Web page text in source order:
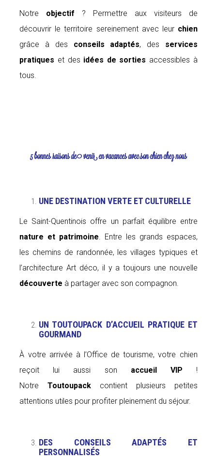
Notre objectif ? Permettre aux visiteurs de
découvrir le territoire sereinement avec leur chien
grâce à des conseils adaptés, des services
pratiques et des idées de sorties accessibles à
tous.
5 bonnes raisons de venir en vacances avec son chien chez nous
UNE DESTINATION VERTE ET CULTURELLE
Le Saint-Quentinois offre un parfait équilibre entre
nature et patrimoine. Entre les grands espaces,
les chemins de randonnée, les villages typiques et
l’architecture Art déco, il y a toujours une nouvelle
découverte à partager avec son compagnon.
UN TOUTOUPACK D’ACCUEIL PRATIQUE ET
GOURMAND
À votre arrivée à l’Office de tourisme, votre chien
reçoit lui aussi son accueil VIP !
NotreToutoupack contient plusieurs petites
attentions utiles pour profiter pleinement du séjour.
DES CONSEILS ADAPTÉS ET
PERSONNALISÉS